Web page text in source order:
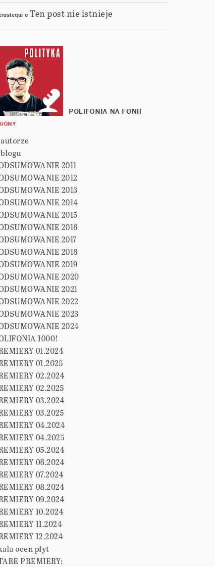
o Ten post nie istnieje
POLIFONIA NA FONII
2011
2012
2013
2014
2015
2016
2017
2018
2019
2020
2021
2022
2023
2024
1000!
01.2024
01.2025
02.2024
02.2025
03.2024
03.2025
04.2024
04.2025
05.2024
06.2024
07.2024
08.2024
09.2024
10.2024
11.2024
12.2024
ocen płyt
PREMIERY: